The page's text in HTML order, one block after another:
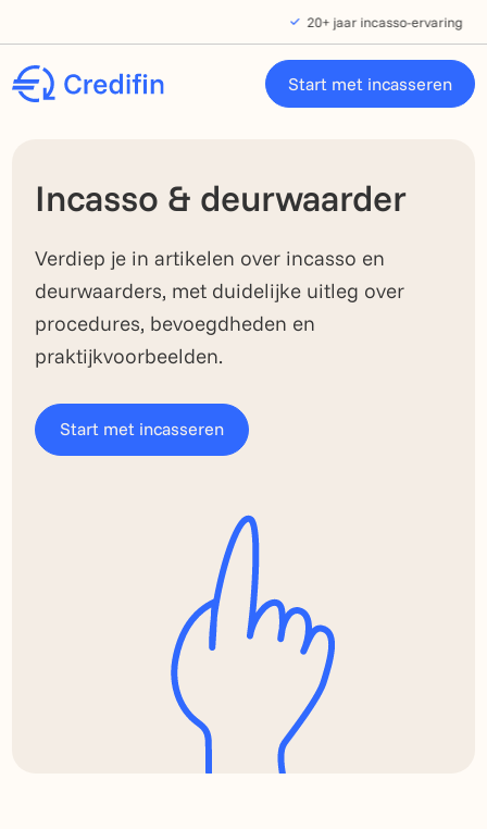
20+ jaar incasso-ervaring
Start met incasseren
Incasso & deurwaarder
Verdiep je in artikelen over incasso en
deurwaarders, met duidelijke uitleg over
procedures, bevoegdheden en
praktijkvoorbeelden.
Start met incasseren